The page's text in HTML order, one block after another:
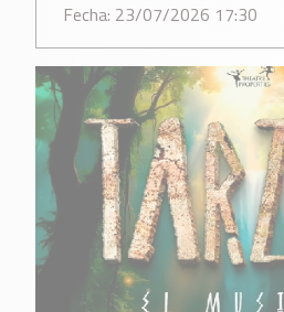
Fecha: 23/07/2026 17:30